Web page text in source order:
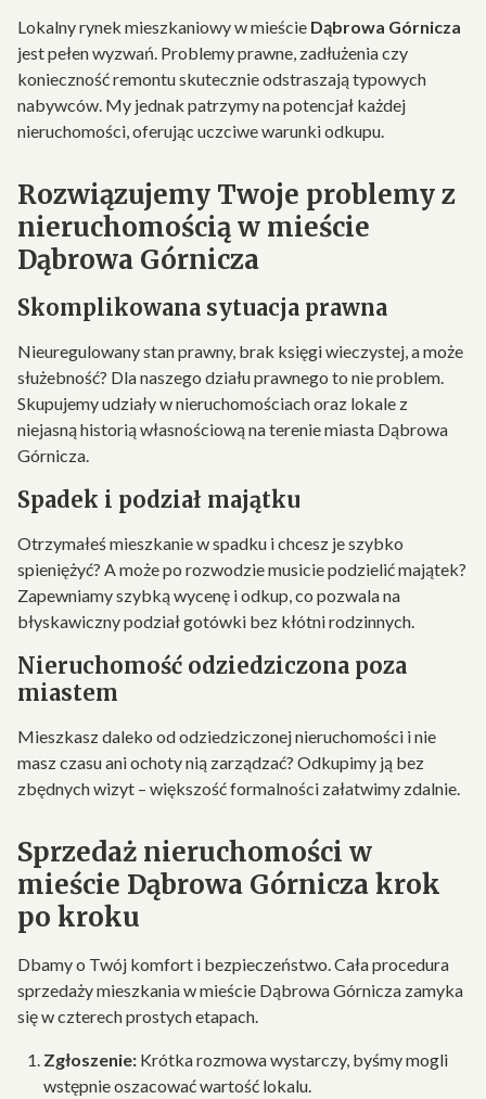
Lokalny rynek mieszkaniowy w mieście Dąbrowa Górnicza
jest pełen wyzwań. Problemy prawne, zadłużenia czy
konieczność remontu skutecznie odstraszają typowych
nabywców. My jednak patrzymy na potencjał każdej
nieruchomości, oferując uczciwe warunki odkupu.
Rozwiązujemy Twoje problemy z
nieruchomością w mieście
Dąbrowa Górnicza
Skomplikowana sytuacja prawna
Nieuregulowany stan prawny, brak księgi wieczystej, a może
służebność? Dla naszego działu prawnego to nie problem.
Skupujemy udziały w nieruchomościach oraz lokale z
niejasną historią własnościową na terenie miasta Dąbrowa
Górnicza.
Spadek i podział majątku
Otrzymałeś mieszkanie w spadku i chcesz je szybko
spieniężyć? A może po rozwodzie musicie podzielić majątek?
Zapewniamy szybką wycenę i odkup, co pozwala na
błyskawiczny podział gotówki bez kłótni rodzinnych.
Nieruchomość odziedziczona poza
miastem
Mieszkasz daleko od odziedziczonej nieruchomości i nie
masz czasu ani ochoty nią zarządzać? Odkupimy ją bez
zbędnych wizyt – większość formalności załatwimy zdalnie.
Sprzedaż nieruchomości w
mieście Dąbrowa Górnicza krok
po kroku
Dbamy o Twój komfort i bezpieczeństwo. Cała procedura
sprzedaży mieszkania w mieście Dąbrowa Górnicza zamyka
się w czterech prostych etapach.
Zgłoszenie: Krótka rozmowa wystarczy, byśmy mogli
wstępnie oszacować wartość lokalu.